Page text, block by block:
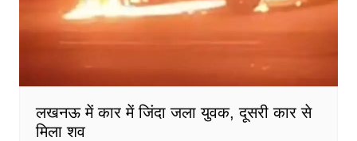
लखनऊ में कार में जिंदा जला युवक, दूसरी कार से
मिला शव